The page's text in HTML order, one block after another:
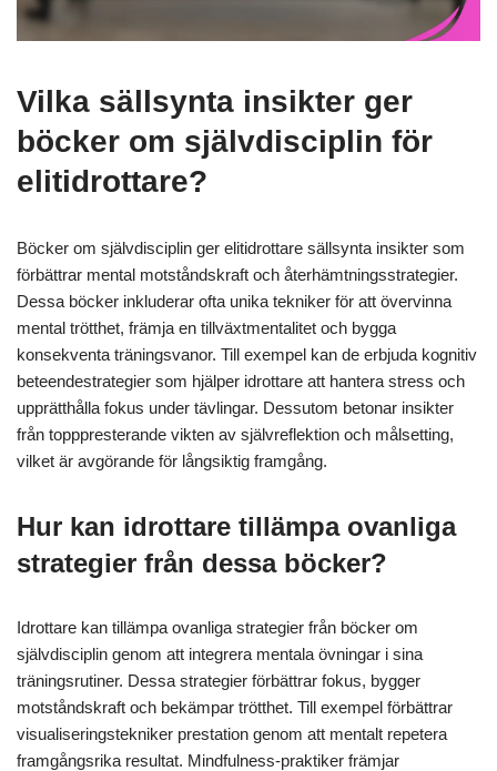
Vilka sällsynta insikter ger
böcker om självdisciplin för
elitidrottare?
Böcker om självdisciplin ger elitidrottare sällsynta insikter som
förbättrar mental motståndskraft och återhämtningsstrategier.
Dessa böcker inkluderar ofta unika tekniker för att övervinna
mental trötthet, främja en tillväxtmentalitet och bygga
konsekventa träningsvanor. Till exempel kan de erbjuda kognitiv
beteendestrategier som hjälper idrottare att hantera stress och
upprätthålla fokus under tävlingar. Dessutom betonar insikter
från topppresterande vikten av självreflektion och målsetting,
vilket är avgörande för långsiktig framgång.
Hur kan idrottare tillämpa ovanliga
strategier från dessa böcker?
Idrottare kan tillämpa ovanliga strategier från böcker om
självdisciplin genom att integrera mentala övningar i sina
träningsrutiner. Dessa strategier förbättrar fokus, bygger
motståndskraft och bekämpar trötthet. Till exempel förbättrar
visualiseringstekniker prestation genom att mentalt repetera
framgångsrika resultat. Mindfulness-praktiker främjar